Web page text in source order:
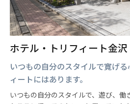
ホテル・トリフィート金沢
いつもの自分のスタイルで寛げ
ィートにはあります。
いつもの自分のスタイルで、遊び、働